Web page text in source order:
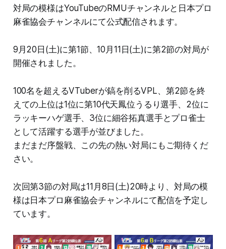
対局の模様はYouTubeのRMUチャンネルと日本プロ
麻雀協会チャンネルにて公式配信されます。
9月20日(土)に第1節、10月11日(土)に第2節の対局が
開催されました。
100名を超えるVTuberが鎬を削るVPL、第2節を終
えての上位は1位に第10代天鳳位うるり選手、2位に
ラッキーハゲ選手、3位に細谷拓真選手とプロ雀士
として活躍する選手が並びました。
まだまだ序盤戦、この先の熱い対局にもご期待くだ
さい。
次回第3節の対局は11月8日(土)20時より、対局の模
様は日本プロ麻雀協会チャンネルにて配信を予定し
ています。